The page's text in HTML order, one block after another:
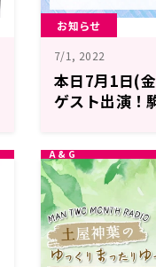
お知らせ
7/1, 2022
本日7月1日(
ゲスト出演！